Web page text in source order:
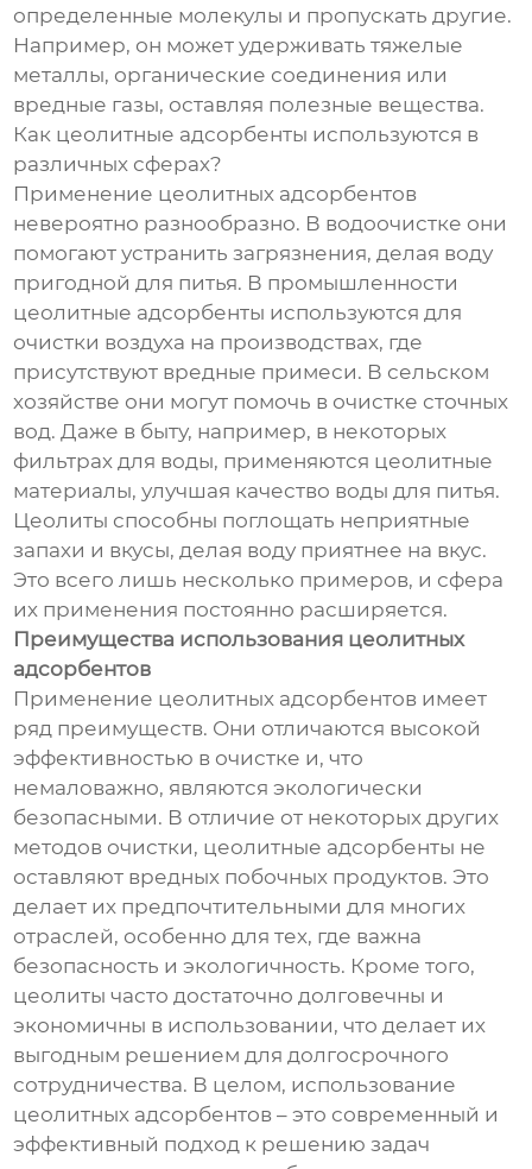
определенные молекулы и пропускать другие.
Например, он может удерживать тяжелые
металлы, органические соединения или
вредные газы, оставляя полезные вещества.
Как цеолитные адсорбенты используются в
различных сферах?
Применение цеолитных адсорбентов
невероятно разнообразно. В водоочистке они
помогают устранить загрязнения, делая воду
пригодной для питья. В промышленности
цеолитные адсорбенты используются для
очистки воздуха на производствах, где
присутствуют вредные примеси. В сельском
хозяйстве они могут помочь в очистке сточных
вод. Даже в быту, например, в некоторых
фильтрах для воды, применяются цеолитные
материалы, улучшая качество воды для питья.
Цеолиты способны поглощать неприятные
запахи и вкусы, делая воду приятнее на вкус.
Это всего лишь несколько примеров, и сфера
их применения постоянно расширяется.
Преимущества использования цеолитных
адсорбентов
Применение цеолитных адсорбентов имеет
ряд преимуществ. Они отличаются высокой
эффективностью в очистке и, что
немаловажно, являются экологически
безопасными. В отличие от некоторых других
методов очистки, цеолитные адсорбенты не
оставляют вредных побочных продуктов. Это
делает их предпочтительными для многих
отраслей, особенно для тех, где важна
безопасность и экологичность. Кроме того,
цеолиты часто достаточно долговечны и
экономичны в использовании, что делает их
выгодным решением для долгосрочного
сотрудничества. В целом, использование
цеолитных адсорбентов – это современный и
эффективный подход к решению задач